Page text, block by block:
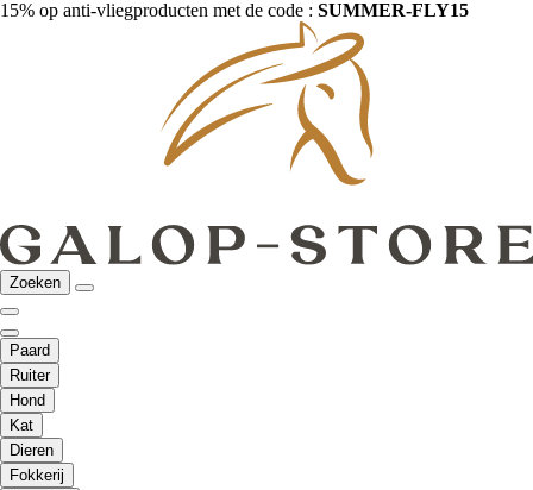
15% op anti-vliegproducten met de code : SUMMER-FLY15
Zoeken
Paard
Ruiter
Hond
Kat
Dieren
Fokkerij